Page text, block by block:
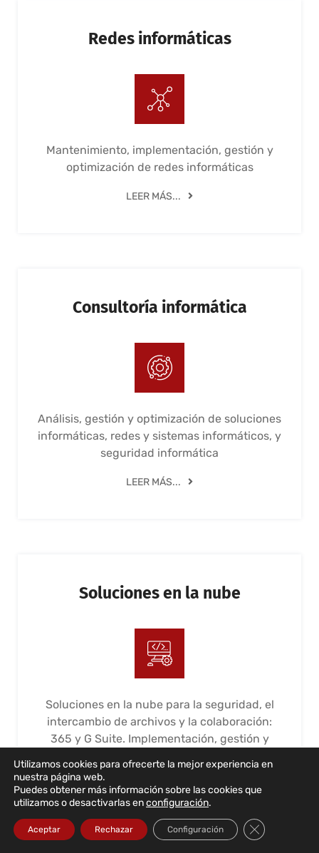
Redes informáticas
Mantenimiento, implementación, gestión y
optimización de redes informáticas
LEER MÁS...
Consultoría informática
Análisis, gestión y optimización de soluciones
informáticas, redes y sistemas informáticos, y
seguridad informática
LEER MÁS...
Soluciones en la nube
Soluciones en la nube para la seguridad, el
intercambio de archivos y la colaboración:
365 y G Suite. Implementación, gestión y
LEER MÁS...
Utilizamos cookies para ofrecerte la mejor experiencia en
nuestra página web.
Puedes obtener más información sobre las cookies que
utilizamos o desactivarlas enconfiguración.
Aceptar Rechazar Configuración Cerrar el